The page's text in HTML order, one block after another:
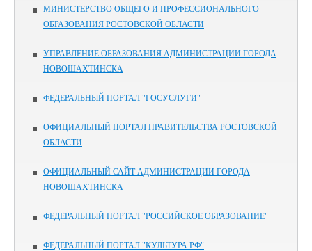
МИНИСТЕРСТВО ОБЩЕГО И ПРОФЕССИОНАЛЬНОГО
ОБРАЗОВАНИЯ РОСТОВСКОЙ ОБЛАСТИ
УПРАВЛЕНИЕ ОБРАЗОВАНИЯ АДМИНИСТРАЦИИ ГОРОДА
НОВОШАХТИНСКА
ФЕДЕРАЛЬНЫЙ ПОРТАЛ "ГОСУСЛУГИ"
ОФИЦИАЛЬНЫЙ ПОРТАЛ ПРАВИТЕЛЬСТВА РОСТОВСКОЙ
ОБЛАСТИ
ОФИЦИАЛЬНЫЙ САЙТ АДМИНИСТРАЦИИ ГОРОДА
НОВОШАХТИНСКА
ФЕДЕРАЛЬНЫЙ ПОРТАЛ "РОССИЙСКОЕ ОБРАЗОВАНИЕ"
ФЕДЕРАЛЬНЫЙ ПОРТАЛ "КУЛЬТУРА.РФ"